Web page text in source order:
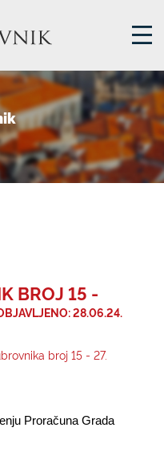
BROJ 15 -
28.06.24.
broj 15 - 27.
Proračuna Grada